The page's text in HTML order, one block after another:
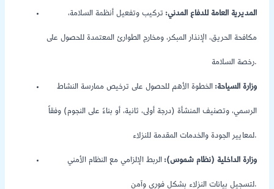
المديرية العامة للدفاع المدني: تركيب وتفعيل أنظمة السلامة،
مكافحة الحريق، الإنذار المبكر، ومخارج الطوارئ المعتمدة للحصول على
رخصة السلامة.
وزارة السياحة: الخطوة الأهم للحصول على ترخيص ممارسة النشاط
الرسمي، وتصنيف المنشأة (درجة أولى، ثانية، أو بناءً على النجوم) وفقاً
لمعايير الجودة والخدمات المقدمة للنزلاء.
وزارة الداخلية (نظام شموس): الربط الإلزامي مع النظام الأمني
لتسجيل بيانات النزلاء بشكل فوري وآمن.